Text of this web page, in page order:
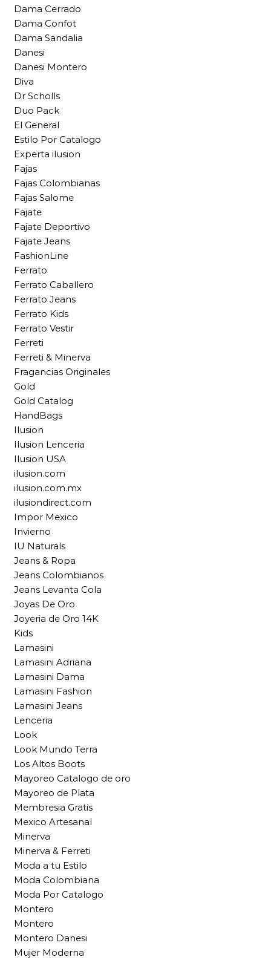
Dama Cerrado
Dama Confot
Dama Sandalia
Danesi
Danesi Montero
Diva
Dr Scholls
Duo Pack
El General
Estilo Por Catalogo
Experta ilusion
Fajas
Fajas Colombianas
Fajas Salome
Fajate
Fajate Deportivo
Fajate Jeans
FashionLine
Ferrato
Ferrato Caballero
Ferrato Jeans
Ferrato Kids
Ferrato Vestir
Ferreti
Ferreti & Minerva
Fragancias Originales
Gold
Gold Catalog
HandBags
Ilusion
Ilusion Lenceria
Ilusion USA
ilusion.com
ilusion.com.mx
ilusiondirect.com
Impor Mexico
Invierno
IU Naturals
Jeans & Ropa
Jeans Colombianos
Jeans Levanta Cola
Joyas De Oro
Joyeria de Oro 14K
Kids
Lamasini
Lamasini Adriana
Lamasini Dama
Lamasini Fashion
Lamasini Jeans
Lenceria
Look
Look Mundo Terra
Los Altos Boots
Mayoreo Catalogo de oro
Mayoreo de Plata
Membresia Gratis
Mexico Artesanal
Minerva
Minerva & Ferreti
Moda a tu Estilo
Moda Colombiana
Moda Por Catalogo
Montero
Montero
Montero Danesi
Mujer Moderna